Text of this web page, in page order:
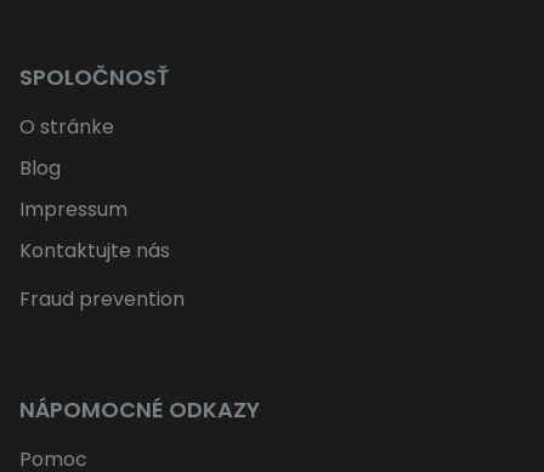
SPOLOČNOSŤ
O stránke
Blog
Impressum
Kontaktujte nás
Fraud prevention
NÁPOMOCNÉ ODKAZY
Pomoc